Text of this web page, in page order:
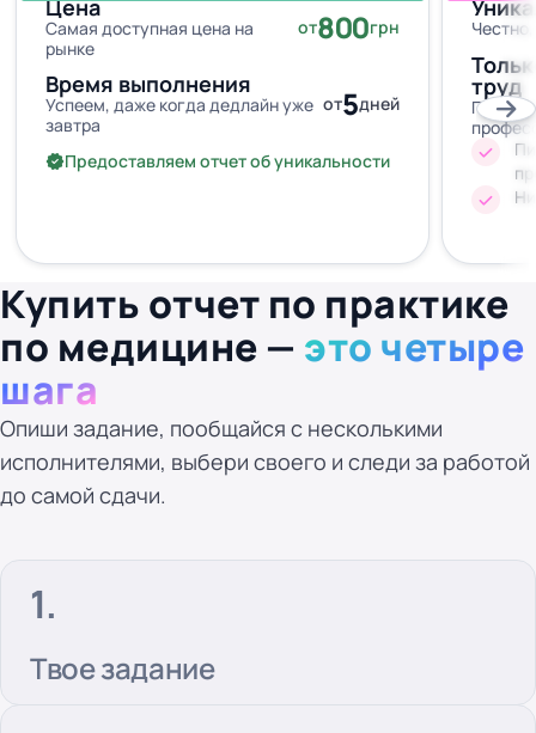
Цена
Самая доступная цена на
рынке
от800грн
Время выполнения
Успеем, даже когда дедлайн уже
завтра
от5дней
Предоставляем отчет об уникальности
труд
Купить отчет по практике
по медицине — это четыре
шага
Опиши задание, пообщайся с несколькими
исполнителями, выбери своего и следи за работой
до самой сдачи.
Твое задание